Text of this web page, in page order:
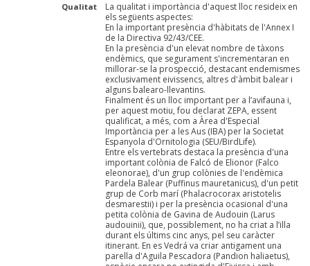
Qualitat
La qualitat i importància d'aquest lloc resideix en
els següents aspectes:
En la important presència d'hàbitats de l'Annex I
de la Directiva 92/43/CEE.
En la presència d'un elevat nombre de tàxons
endèmics, que segurament s'incrementaran en
millorar-se la prospecció, destacant endemismes
exclusivament eivissencs, altres d'àmbit balear i
alguns balearo-llevantins.
Finalment és un lloc important per a l’avifauna i,
per aquest motiu, fou declarat ZEPA, essent
qualificat, a més, com a Àrea d'Especial
Importància per a les Aus (IBA) per la Societat
Espanyola d'Ornitologia (SEU/BirdLife).
Entre els vertebrats destaca la presència d'una
important colònia de Falcó de Elionor (Falco
eleonorae), d'un grup colònies de l'endèmica
Pardela Balear (Puffinus mauretanicus), d'un petit
grup de Corb marí (Phalacrocorax aristotelis
desmarestii) i per la presència ocasional d'una
petita colònia de Gavina de Audouin (Larus
audouinii), que, possiblement, no ha criat a l’illa
durant els últims cinc anys, pel seu caràcter
itinerant. En es Vedrá va criar antigament una
parella d'Aguila Pescadora (Pandion haliaetus),